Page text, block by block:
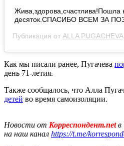
Жива,здорова,счастлива!Пошла
десяток.СПАСИБО ВСЕМ ЗА
Публикация от ALLA PUGACHEVA
Как мы писали ранее, Пугачева
день 71-летия.
Также сообщалось, что Алла
детей во время самоизоляции.
Новости от Корреспондент.netв
на наш канал https://t.me/